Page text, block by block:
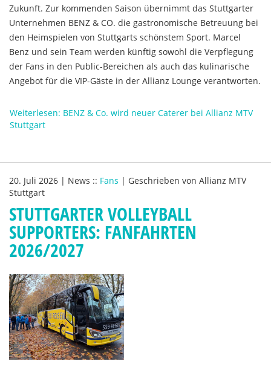
Zukunft. Zur kommenden Saison übernimmt das Stuttgarter
Unternehmen BENZ & CO. die gastronomische Betreuung bei
den Heimspielen von Stuttgarts schönstem Sport. Marcel
Benz und sein Team werden künftig sowohl die Verpflegung
der Fans in den Public-Bereichen als auch das kulinarische
Angebot für die VIP-Gäste in der Allianz Lounge verantworten.
Weiterlesen: BENZ & Co. wird neuer Caterer bei Allianz MTV
Stuttgart
20. Juli 2026 | News :: Fans | Geschrieben von Allianz MTV
Stuttgart
STUTTGARTER VOLLEYBALL
SUPPORTERS: FANFAHRTEN
2026/2027